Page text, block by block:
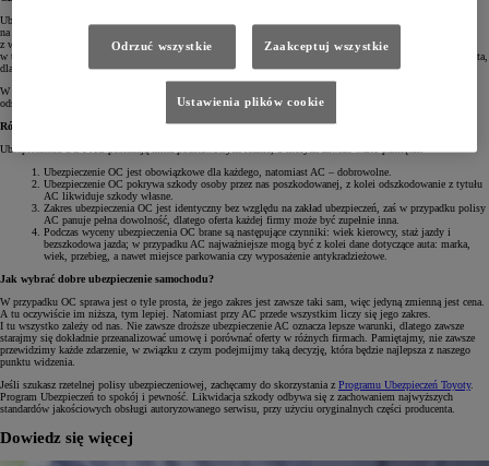
Ubezpieczenie autocasco AC jest dobrowolne, dlatego nie musimy go posiadać. Jednak jeśli zależy nam
na tym, aby pokryć ewentualne szkody własne lub zabezpieczyć się na wypadek innych zdarzeń związanych
z wandalizmem, kradzieżą lub niszczycielskim działaniem pogody bądź zwierząt, wtedy lepiej zainwestować
w taką polisę. Wysokość składki AC – podobnie jak OC – jest obliczana w zależności od wartości danego auta,
dlatego jest bardzo różna.
W ubezpieczeniu AC określamy także własny udział finansowy wchodzący w skład ewentualnej wypłaty
odszkodowania. Skutkiem tego jest pomniejszenie jego kwoty o wartość procentową wskazaną w umowie.
Różnice między OC a AC
Ubezpieczenia OC i AC posiadają kilka podstawowych różnic, o których zawsze warto pamiętać.
Ubezpieczenie OC jest obowiązkowe dla każdego, natomiast AC – dobrowolne.
Ubezpieczenie OC pokrywa szkody osoby przez nas poszkodowanej, z kolei odszkodowanie z tytułu
AC likwiduje szkody własne.
Zakres ubezpieczenia OC jest identyczny bez względu na zakład ubezpieczeń, zaś w przypadku polisy
AC panuje pełna dowolność, dlatego oferta każdej firmy może być zupełnie inna.
Podczas wyceny ubezpieczenia OC brane są następujące czynniki: wiek kierowcy, staż jazdy i
bezszkodowa jazda; w przypadku AC najważniejsze mogą być z kolei dane dotyczące auta: marka,
wiek, przebieg, a nawet miejsce parkowania czy wyposażenie antykradzieżowe.
Jak wybrać dobre ubezpieczenie samochodu?
W przypadku OC sprawa jest o tyle prosta, że jego zakres jest zawsze taki sam, więc jedyną zmienną jest cena.
A tu oczywiście im niższa, tym lepiej. Natomiast przy AC przede wszystkim liczy się jego zakres.
I tu wszystko zależy od nas. Nie zawsze droższe ubezpieczenie AC oznacza lepsze warunki, dlatego zawsze
starajmy się dokładnie przeanalizować umowę i porównać oferty w różnych firmach. Pamiętajmy, nie zawsze
przewidzimy każde zdarzenie, w związku z czym podejmijmy taką decyzję, która będzie najlepsza z naszego
punktu widzenia.
Jeśli szukasz rzetelnej polisy ubezpieczeniowej, zachęcamy do skorzystania z Programu Ubezpieczeń Toyoty.
Program Ubezpieczeń to spokój i pewność. Likwidacja szkody odbywa się z zachowaniem najwyższych
standardów jakościowych obsługi autoryzowanego serwisu, przy użyciu oryginalnych części producenta.
Dowiedz się więcej
Odrzuć wszystkie Zaakceptuj wszystkie
Ustawienia plików cookie